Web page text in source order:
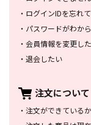
・ ログインIDを忘れ
・ パスワードがわか
・ 会員情報を変更し
・ 退会したい
注文について
・ 注文ができている